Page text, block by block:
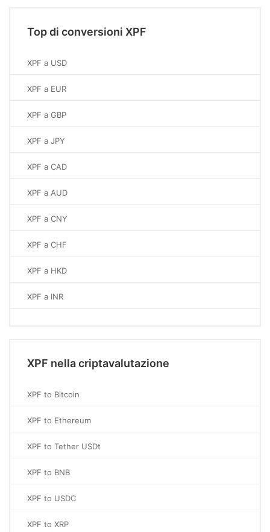
Top di conversioni XPF
XPF a USD
XPF a EUR
XPF a GBP
XPF a JPY
XPF a CAD
XPF a AUD
XPF a CNY
XPF a CHF
XPF a HKD
XPF a INR
XPF nella criptavalutazione
XPF to Bitcoin
XPF to Ethereum
XPF to Tether USDt
XPF to BNB
XPF to USDC
XPF to XRP